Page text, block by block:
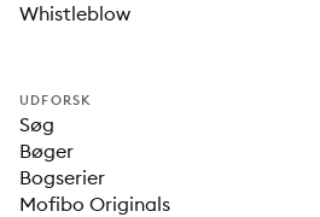
Whistleblow
UDFORSK
Søg
Bøger
Bogserier
Mofibo Originals